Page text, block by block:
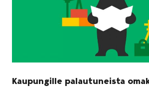
Kaupungille palautuneista